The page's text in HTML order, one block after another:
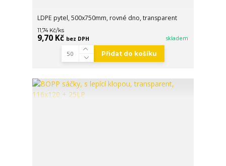
LDPE pytel, 500x750mm, rovné dno, transparent
11,74 Kč/ks
9,70 Kč bez DPH skladem
Přidat do košíku